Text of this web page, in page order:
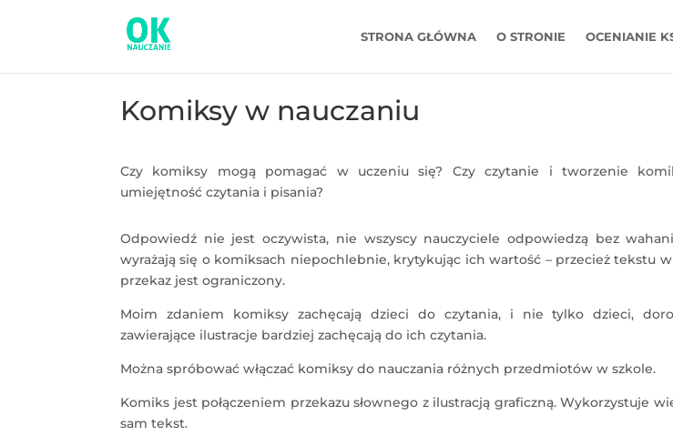
STRONA GŁÓWNA O STRONIE OCENIANIE
Komiksy w nauczaniu
Czy komiksy mogą pomagać w uczeniu się? Czy czytanie i tworzenie
umiejętność czytania i pisania?
​​Odpowiedź nie jest oczywista, nie wszyscy nauczyciele odpowiedzą bez
wyrażają się o komiksach niepochlebnie, krytykując ich wartość – przecież tekstu
przekaz jest ograniczony.
Moim zdaniem komiksy zachęcają dzieci do czytania, i nie tylko dzieci,
zawierające ilustracje bardziej zachęcają do ich czytania.
Można spróbować włączać komiksy do nauczania różnych przedmiotów w szkole.
Komiks jest połączeniem przekazu słownego z ilustracją graficzną. Wykorzystuje
sam tekst.